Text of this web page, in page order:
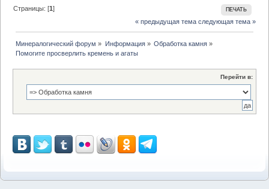
ПЕЧАТЬ
Страницы: [1]
« предыдущая тема следующая тема »
Минералогический форум » Информация» Обработка камня»
Помогите просверлить кремень и агаты
Перейти в: